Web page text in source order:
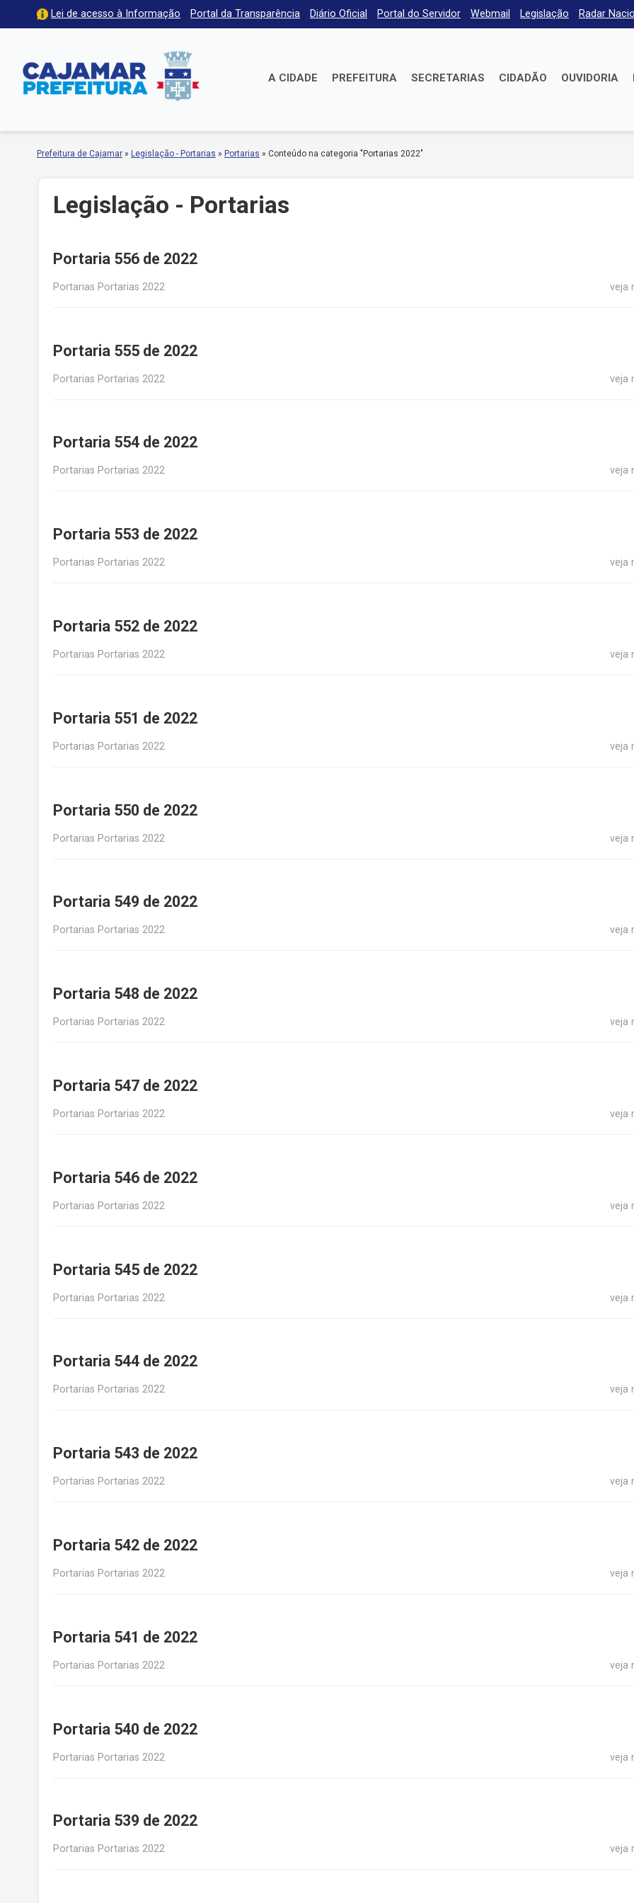
Lei de acesso à Informação Portal da Transparência Diário Oficial Portal do Servidor Webmail Legislação Radar
A CIDADE PREFEITURA SECRETARIAS CIDADÃO OUVIDORIA
Prefeitura de Cajamar » Legislação - Portarias » Portarias » Conteúdo na categoria "Portarias 2022"
Legislação - Portarias
Portaria 556 de 2022
Portarias Portarias 2022 veja
Portaria 555 de 2022
Portarias Portarias 2022 veja
Portaria 554 de 2022
Portarias Portarias 2022 veja
Portaria 553 de 2022
Portarias Portarias 2022 veja
Portaria 552 de 2022
Portarias Portarias 2022 veja
Portaria 551 de 2022
Portarias Portarias 2022 veja
Portaria 550 de 2022
Portarias Portarias 2022 veja
Portaria 549 de 2022
Portarias Portarias 2022 veja
Portaria 548 de 2022
Portarias Portarias 2022 veja
Portaria 547 de 2022
Portarias Portarias 2022 veja
Portaria 546 de 2022
Portarias Portarias 2022 veja
Portaria 545 de 2022
Portarias Portarias 2022 veja
Portaria 544 de 2022
Portarias Portarias 2022 veja
Portaria 543 de 2022
Portarias Portarias 2022 veja
Portaria 542 de 2022
Portarias Portarias 2022 veja
Portaria 541 de 2022
Portarias Portarias 2022 veja
Portaria 540 de 2022
Portarias Portarias 2022 veja
Portaria 539 de 2022
Portarias Portarias 2022 veja